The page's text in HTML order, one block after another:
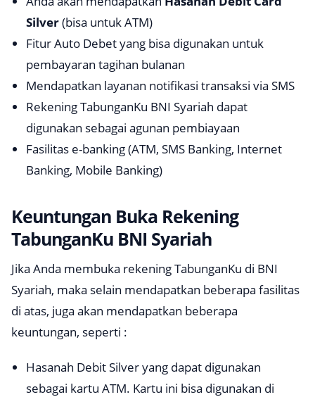
Silver(bisa untuk ATM)
Fitur Auto Debet yang bisa digunakan untuk
pembayaran tagihan bulanan
Mendapatkan layanan notifikasi transaksi via SMS
Rekening TabunganKu BNI Syariah dapat
digunakan sebagai agunan pembiayaan
Fasilitas e-banking(ATM, SMS Banking, Internet
Banking, Mobile Banking)
Keuntungan Buka Rekening
TabunganKu BNI Syariah
Jika Anda membuka rekening TabunganKu di BNI
Syariah, maka selain mendapatkan beberapa fasilitas
di atas, juga akan mendapatkan beberapa
keuntungan, seperti :
Hasanah Debit Silver yang dapat digunakan
sebagai kartu ATM. Kartu ini bisa digunakan di